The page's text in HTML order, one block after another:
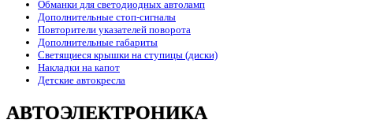
Обманки для светодиодных автоламп
Дополнительные стоп-сигналы
Повторители указателей поворота
Дополнительные габариты
Светящиеся крышки на ступицы (диски)
Накладки на капот
Детские автокресла
АВТОЭЛЕКТРОНИКА